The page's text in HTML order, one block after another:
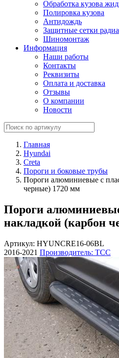
Обработка кузова
Полировка кузова
Антидождь
Защитные сетки
Шиномонтаж
Информация
Наши работы
Контакты
Реквизиты
Оплата и доставка
Отзывы
О компании
Новости
Главная
Hyundai
Creta
Пороги и боковые трубы
Пороги алюминиевые с
черные) 1720 мм
Пороги
накладкой (карбон
Артикул: HYUNCRE16-06BL
2016-2021 Производитель: ТСС